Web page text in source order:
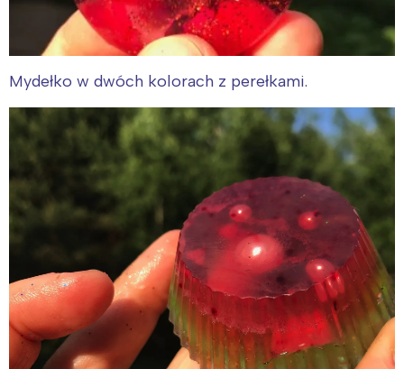
Mydełko w dwóch kolorach z perełkami.